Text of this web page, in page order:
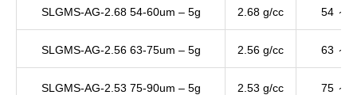
SLGMS-AG-2.68 54-60um – 5g 2.68 g/cc 54 ～
SLGMS-AG-2.56 63-75um – 5g 2.56 g/cc 63 ～
SLGMS-AG-2.53 75-90um – 5g 2.53 g/cc 75 ～